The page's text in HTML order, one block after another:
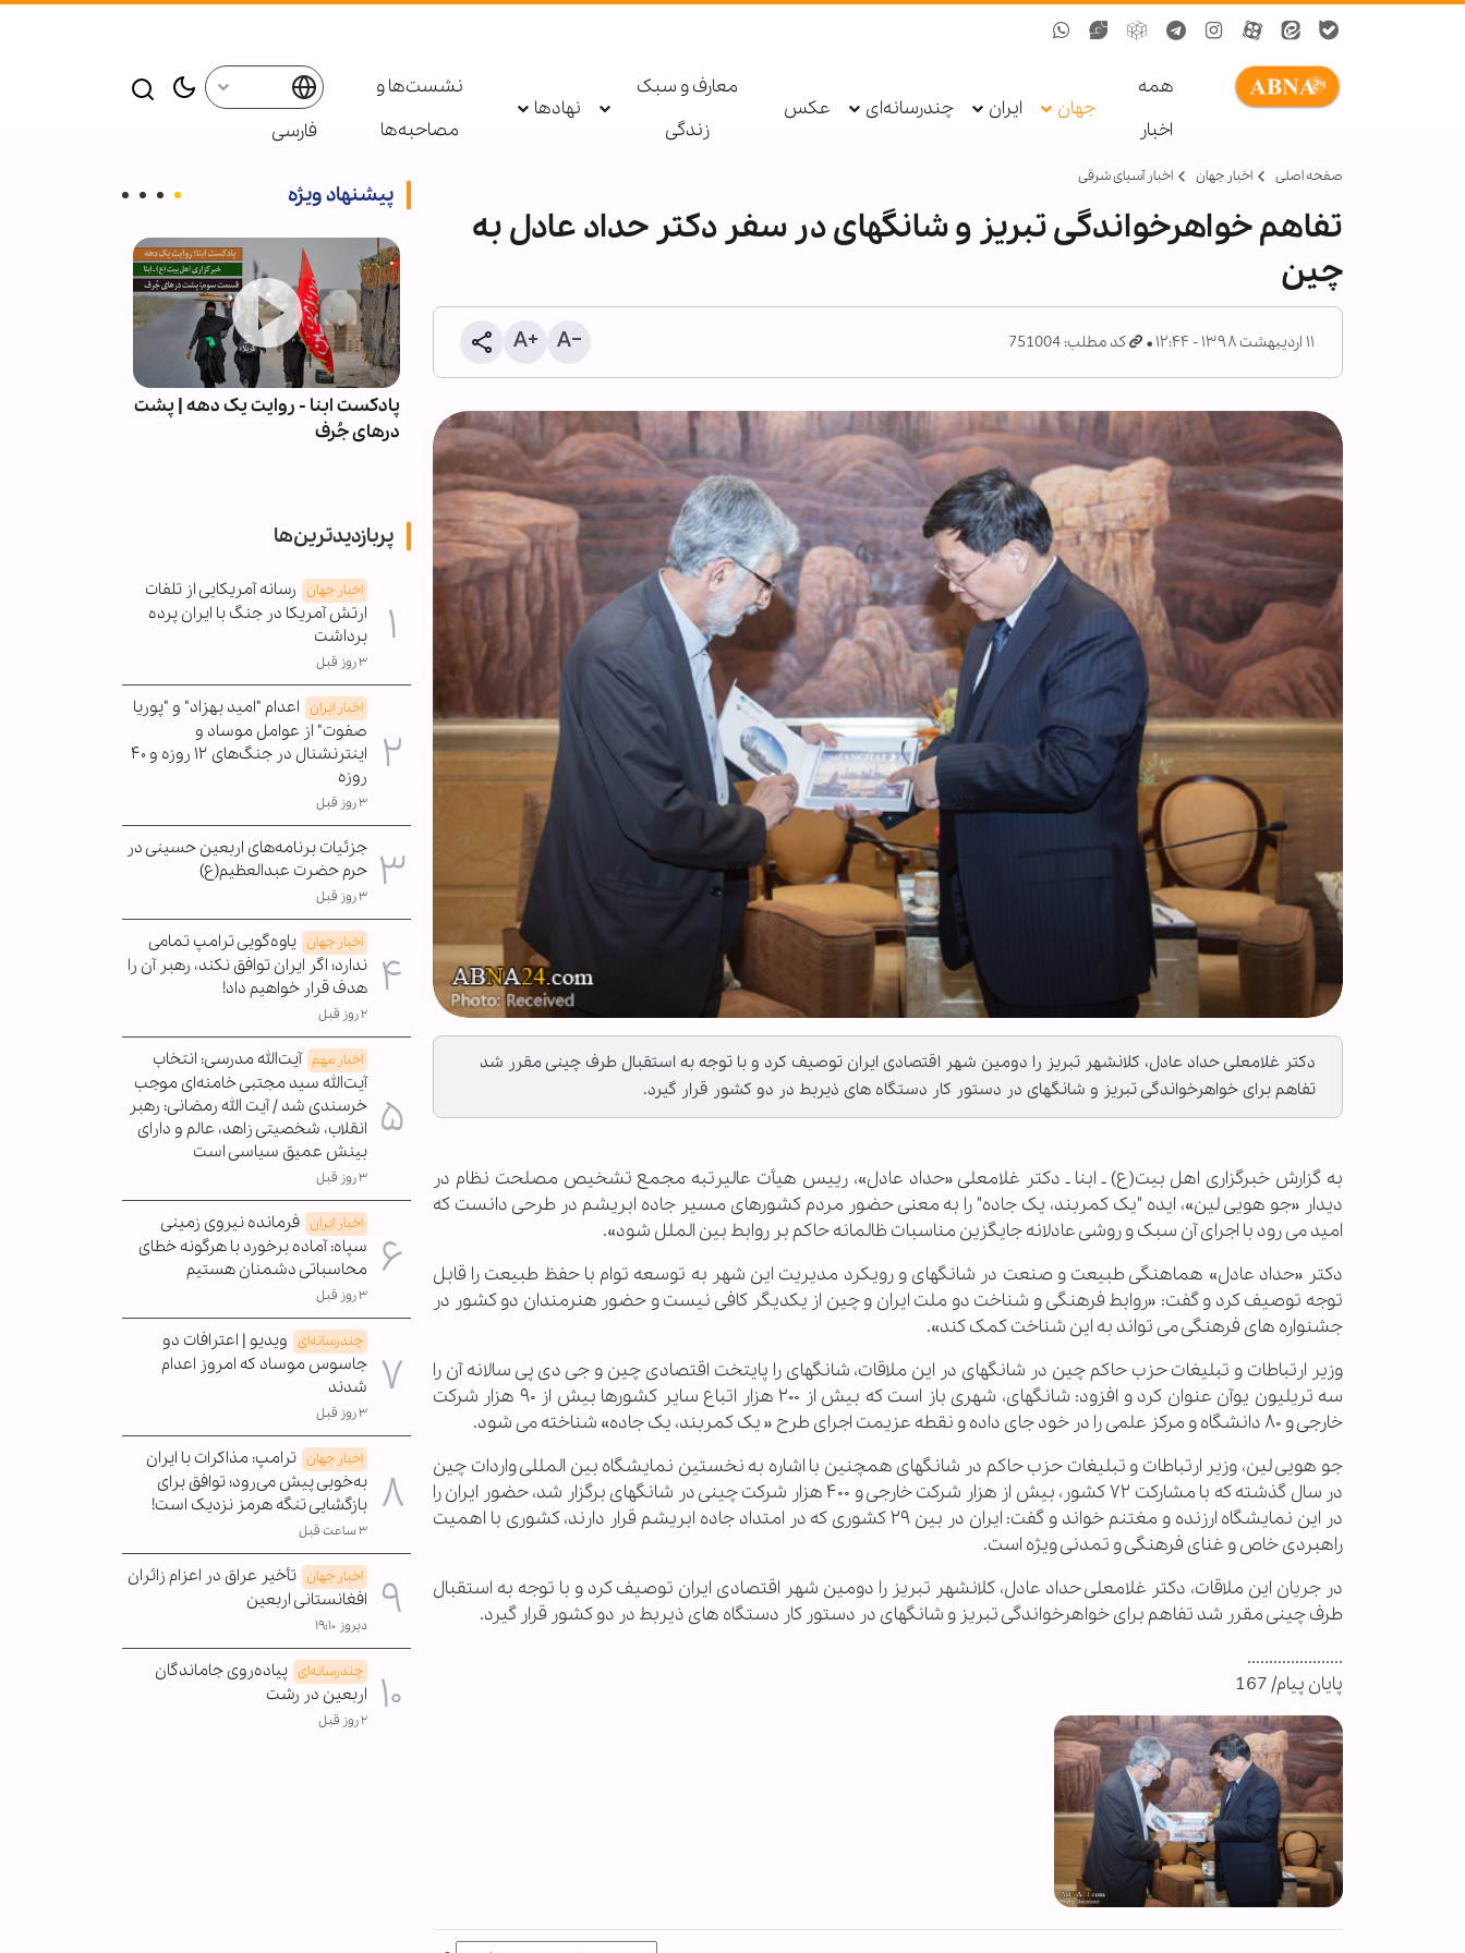
همه
اخبار
جهان ایران چندرسانه‌ای عکس
معارف و سبک
زندگی
نهادها
نشست‌ها و
مصاحبه‌ها
فارسی
صفحه اصلی اخبار جهان اخبار آسیای شرقی
تفاهم خواهرخواندگی تبریز و شانگهای در سفر دکتر حداد عادل به
چین
۱۱ اردیبهشت ۱۳۹۸ - ۱۲:۴۴ کد مطلب: 751004
دکتر غلامعلی حداد عادل، کلانشهر تبریز را دومین شهر اقتصادی ایران توصیف کرد و با توجه به استقبال طرف چینی مقرر شد
تفاهم برای خواهرخواندگی تبریز و شانگهای در دستور کار دستگاه های ذیربط در دو کشور قرار گیرد.
به گزارش خبرگزاری اهل بیت(ع) ـ ابنا ـ دکتر غلامعلی «حداد عادل»، رییس هیأت عالیرتبه مجمع تشخیص مصلحت نظام در
دیدار «جو هویی لین»، ایده "یک کمربند، یک جاده" را به معنی حضور مردم کشورهای مسیر جاده ابریشم در طرحی دانست که
امید می رود با اجرای آن سبک و روشی عادلانه جایگزین مناسبات ظالمانه حاکم بر روابط بین الملل شود».
دکتر «حداد عادل» هماهنگی طبیعت و صنعت در شانگهای و رویکرد مدیریت این شهر به توسعه توام با حفظ طبیعت را قابل
توجه توصیف کرد و گفت: «روابط فرهنگی و شناخت دو ملت ایران و چین از یکدیگر کافی نیست و حضور هنرمندان دو کشور در
جشنواره های فرهنگی می تواند به این شناخت کمک کند».
وزیر ارتباطات و تبلیغات حزب حاکم چین در شانگهای در این ملاقات، شانگهای را پایتخت اقتصادی چین و جی دی پی سالانه آن را
سه تریلیون یوآن عنوان کرد و افزود: شانگهای، شهری باز است که بیش از ٢٠٠ هزار اتباع سایر کشورها بیش از ٩٠ هزار شرکت
خارجی و ٨٠ دانشگاه و مرکز علمی را در خود جای داده و نقطه عزیمت اجرای طرح « یک کمربند، یک جاده» شناخته می شود.
جو هویی لین، وزیر ارتباطات و تبلیغات حزب حاکم در شانگهای همچنین با اشاره به نخستین نمایشگاه بین المللی واردات چین
در سال گذشته که با مشارکت ٧٢ کشور، بیش از هزار شرکت خارجی و ۴٠٠ هزار شرکت چینی در شانگهای برگزار شد، حضور ایران را
در این نمایشگاه ارزنده و مغتنم خواند و گفت: ایران در بین ۲۹ کشوری که در امتداد جاده ابریشم قرار دارند، کشوری با اهمیت
راهبردی خاص و غنای فرهنگی و تمدنی ویژه است.
در جریان این ملاقات، دکتر غلامعلی حداد عادل، کلانشهر تبریز را دومین شهر اقتصادی ایران توصیف کرد و با توجه به استقبال
طرف چینی مقرر شد تفاهم برای خواهرخواندگی تبریز و شانگهای در دستور کار دستگاه های ذیربط در دو کشور قرار گیرد.
......................
پایان پیام/ 167
پیشنهاد ویژه
اینفوگرافی | گواهی بر امامت،
هدایت و حقانیت امام حسین(ع) -
۱۲
پادکست ابنا - روایت یک دهه | پشت
درهای جُرف
پربازدیدترین‌ها
اخبار جهان رسانه آمریکایی از تلفات
ارتش آمریکا در جنگ با ایران پرده
برداشت
۳ روز قبل
اخبار ایران اعدام "امید بهزاد" و "پوریا
صفوت" از عوامل موساد و
اینترنشنال در جنگ‌های ۱۲ روزه و ۴۰
روزه
۳ روز قبل
جزئیات برنامه‌های اربعین حسینی در
حرم حضرت عبدالعظیم(ع)
۳ روز قبل
اخبار جهان یاوه‌گویی ترامپ تمامی
ندارد؛ اگر ایران توافق نکند، رهبر آن را
هدف قرار خواهیم داد!
۲ روز قبل
اخبار مهم آیت‌الله مدرسی: انتخاب
آیت‌الله سید مجتبی خامنه‌ای موجب
خرسندی شد / آیت الله رمضانی: رهبر
انقلاب، شخصیتی زاهد، عالم و دارای
بینش عمیق سیاسی است
۳ روز قبل
اخبار ایران فرمانده نیروی زمینی
سپاه: آماده برخورد با هرگونه خطای
محاسباتی دشمنان هستیم
۳ روز قبل
چندرسانه‌ای ویدیو | اعترافات دو
جاسوس موساد که امروز اعدام
شدند
۳ روز قبل
اخبار جهان ترامپ: مذاکرات با ایران
به‌خوبی پیش می‌رود؛ توافق برای
بازگشایی تنگه هرمز نزدیک است!
۳ ساعت قبل
اخبار جهان تأخیر عراق در اعزام زائران
افغانستانی اربعین
دیروز ۱۹:۱۰
چندرسانه‌ای پیاده‌روی جاماندگان
اربعین در رشت
۲ روز قبل